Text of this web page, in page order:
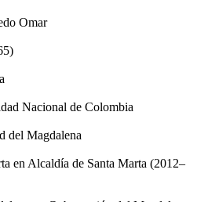
Omar
Nacional de Colombia
del Magdalena
en Alcaldía de Santa Marta (2012–